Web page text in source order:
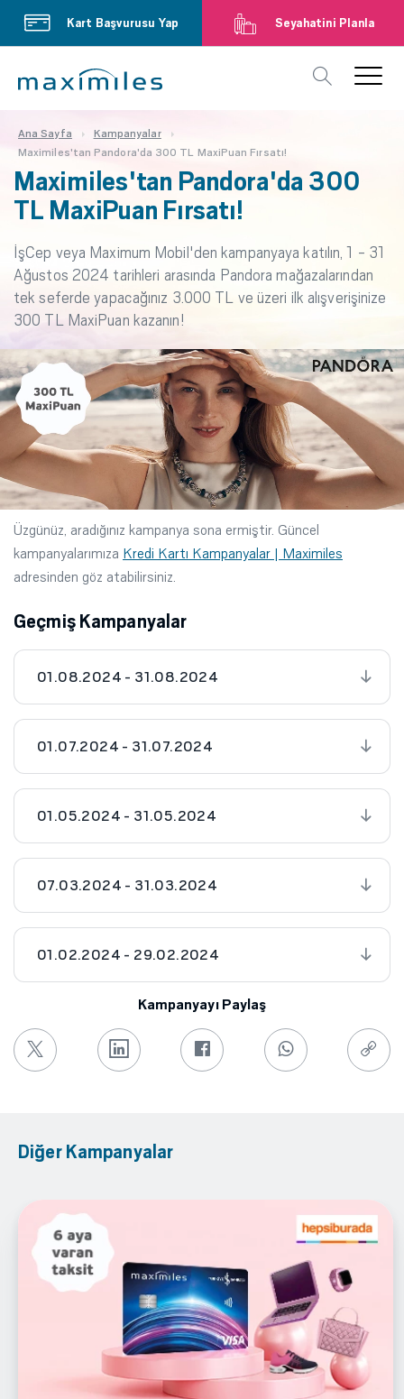
Kart Başvurusu Yap Seyahatini Planla
Ana Sayfa
Kampanyalar
Maximiles'tan Pandora'da 300 TL MaxiPuan Fırsatı!
Maximiles'tan Pandora'da 300
TL MaxiPuan Fırsatı!
İşCep veya Maximum Mobil'den kampanyaya katılın, 1 - 31
Ağustos 2024 tarihleri arasında Pandora mağazalarından
tek seferde yapacağınız 3.000 TL ve üzeri ilk alışverişinize
300 TL MaxiPuan kazanın!
Üzgünüz, aradığınız kampanya sona ermiştir. Güncel
kampanyalarımıza Kredi Kartı Kampanyalar | Maximiles
adresinden göz atabilirsiniz.
Geçmiş Kampanyalar
01.08.2024 - 31.08.2024
01.07.2024 - 31.07.2024
01.05.2024 - 31.05.2024
07.03.2024 - 31.03.2024
01.02.2024 - 29.02.2024
Kampanyayı Paylaş
Diğer Kampanyalar